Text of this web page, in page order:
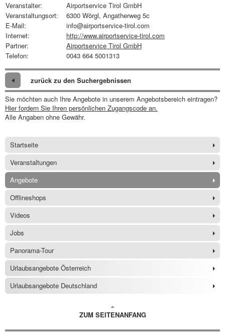
Veranstalter:
Airportservice Tirol GmbH
Veranstaltungsort:
6300 Wörgl, Angatherweg 5c
E-Mail:
info@airportservice-tirol.com
Internet:
http://www.airportservice-tirol.com
Partner:
Airportservice Tirol GmbH
Telefon:
0043 664 5001313
zurück zu den Suchergebnissen
Sie möchten auch Ihre Angebote in unserem Angebotsbereich eintragen?
Hier fordern Sie Ihren persönlichen Zugangscode an.
Alle Angaben ohne Gewähr.
Startseite
Veranstaltungen
Angebote
Offlineshops
Videos
Jobs
Panorama-Tour
Urlaubsangebote Österreich
Urlaubsangebote Deutschland
ZUM SEITENANFANG